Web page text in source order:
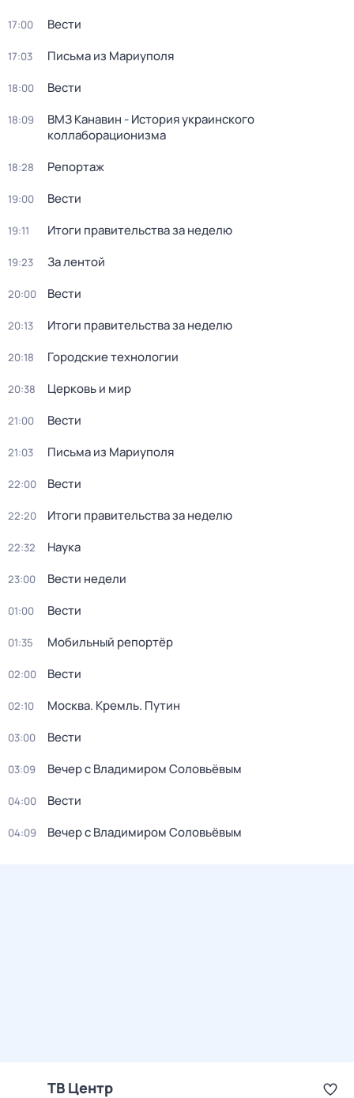
17:00 Вести
17:03 Письма из Мариуполя
18:00 Вести
18:09
ВМЗ Канавин - История украинского
коллаборационизма
18:28 Репортаж
19:00 Вести
19:11 Итоги правительства за неделю
19:23 За лентой
20:00 Вести
20:13 Итоги правительства за неделю
20:18 Городские технологии
20:38 Церковь и мир
21:00 Вести
21:03 Письма из Мариуполя
22:00 Вести
22:20 Итоги правительства за неделю
22:32 Наука
23:00 Вести недели
01:00 Вести
01:35 Мобильный репортёр
02:00 Вести
02:10 Москва. Кремль. Путин
03:00 Вести
03:09 Вечер с Владимиром Соловьёвым
04:00 Вести
04:09 Вечер с Владимиром Соловьёвым
ТВ Центр